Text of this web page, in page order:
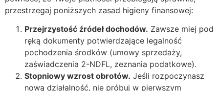
przestrzegaj poniższych zasad higieny finansowej:
Przejrzystość źródeł dochodów. Zawsze miej pod
ręką dokumenty potwierdzające legalność
pochodzenia środków (umowy sprzedaży,
zaświadczenia 2-NDFL, zeznania podatkowe).
Stopniowy wzrost obrotów. Jeśli rozpoczynasz
nową działalność, nie próbuj w pierwszym